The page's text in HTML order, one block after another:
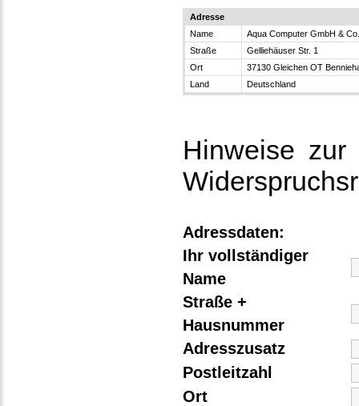
Adresse
Name
Aqua Computer GmbH &
Straße
Gelliehäuser Str. 1
Ort
37130 Gleichen OT
Land
Deutschland
Hinweise zur
Adressdaten:
Ihr vollständiger
Name
Straße +
Hausnummer
Adresszusatz
Postleitzahl
Ort